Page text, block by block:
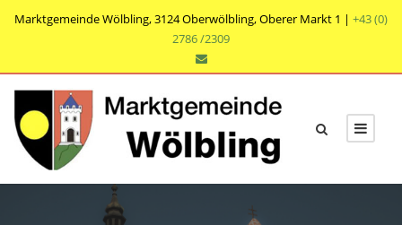
Marktgemeinde Wölbling, 3124 Oberwölbling, Oberer Markt 1 | +43 (0)
2786 /2309